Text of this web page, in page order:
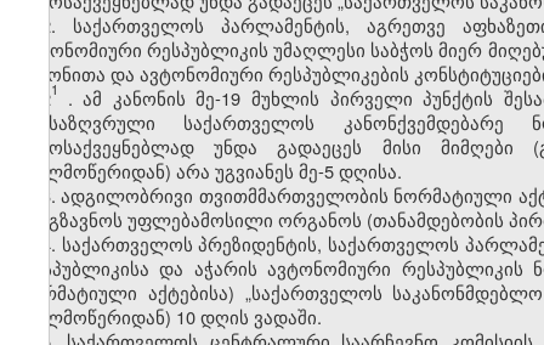
2. საქართველოს პარლამენტის, აგრეთვე
ავტონომიური რესპუბლიკის უმაღლესი საბჭოს მიერ
კანონითა და ავტონომიური რესპუბლიკების
21 .ამ კანონის მე-19 მუხლის პირველი პუნქტის
განსაზღვრული საქართველოს
გამოსაქვეყნებლად უნდა გადაეცეს მისი
(ხელმოწერიდან) არა უგვიანეს მე-5 დღისა.
3.ადგილობრივი თვითმმართველობის ნორმატიული
გაეგზავნოს უფლებამოსილი ორგანოს (თანამდებობის
4. საქართველოს პრეზიდენტის, საქართველოს
რესპუბლიკისა და აჭარის ავტონომიური
ნორმატიული აქტებისა) „საქართველოს
(ხელმოწერიდან) 10 დღის ვადაში.